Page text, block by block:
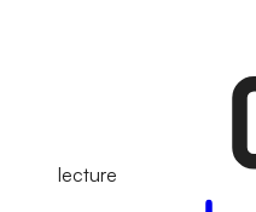
lecture